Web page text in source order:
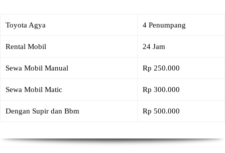
Toyota Agya 4 Penumpang
Rental Mobil 24 Jam
Sewa Mobil Manual Rp 250.000
Sewa Mobil Matic Rp 300.000
Dengan Supir dan Bbm Rp 500.000